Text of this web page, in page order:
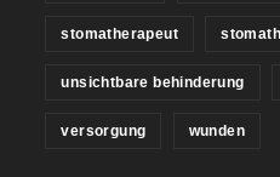
stomatherapeut
unsichtbare behinderung
versorgung wunden